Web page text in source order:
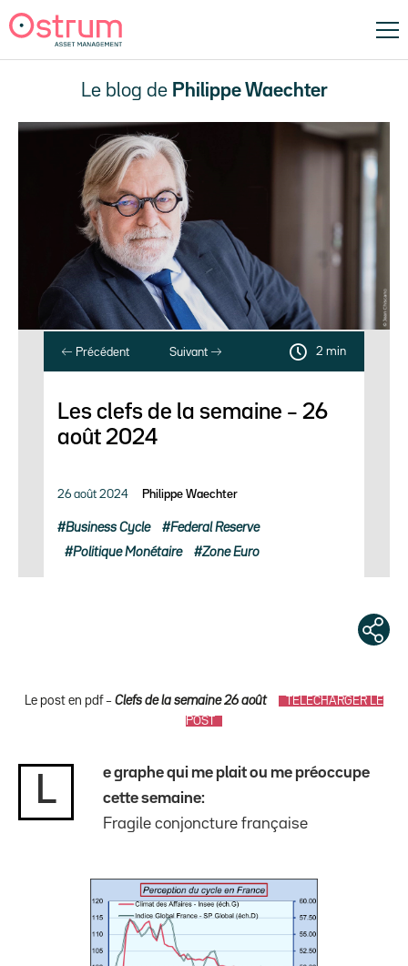
Le blog de Philippe Waechter
Précédent Suivant 2 min
Les clefs de la semaine – 26
août 2024
26 août 2024 Philippe Waechter
Business Cycle Federal Reserve
Politique Monétaire Zone Euro
Le post en pdf –Clefs de la semaine 26 août
TÉLÉCHARGER LE
POST
L
e graphe qui me plait ou me préoccupe
cette semaine:
Fragile conjoncture française